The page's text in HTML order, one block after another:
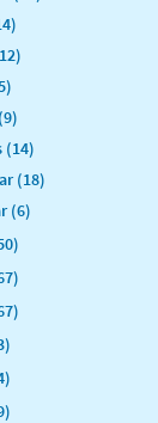
(14)
(18)
(6)